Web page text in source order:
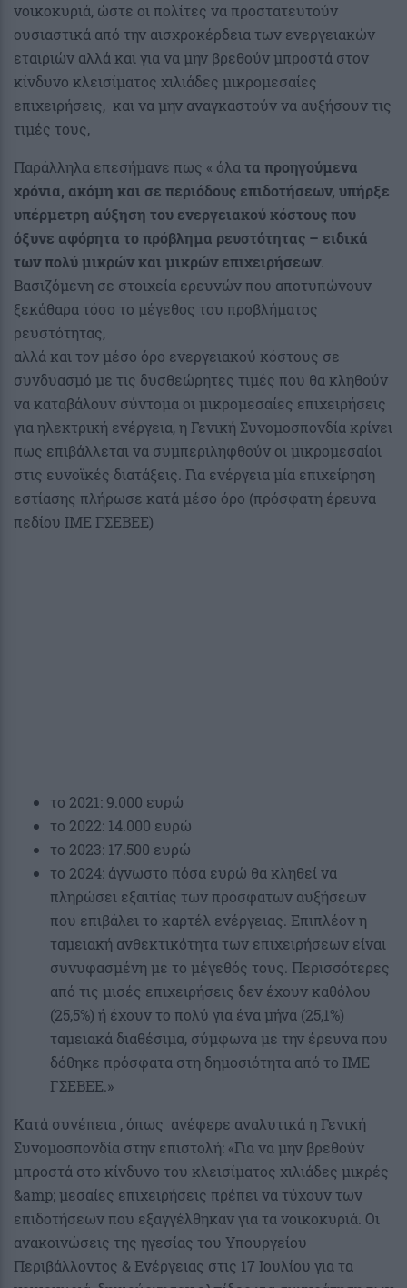
νοικοκυριά, ώστε οι πολίτες να προστατευτούν
ουσιαστικά από την αισχροκέρδεια των ενεργειακών
εταιριών αλλά και για να μην βρεθούν μπροστά στον
κίνδυνο κλεισίματος χιλιάδες μικρομεσαίες
επιχειρήσεις, και να μην αναγκαστούν να αυξήσουν τις
τιμές τους,
Παράλληλα επεσήμανε πως « όλατα προηγούμενα
χρόνια, ακόμη και σε περιόδους επιδοτήσεων, υπήρξε
υπέρμετρη αύξηση του ενεργειακού κόστους που
όξυνε αφόρητα το πρόβλημα ρευστότητας – ειδικά
των πολύ μικρών και μικρών επιχειρήσεων.
Βασιζόμενη σε στοιχεία ερευνών που αποτυπώνουν
ξεκάθαρα τόσο το μέγεθος του προβλήματος
ρευστότητας,
αλλά και τον μέσο όρο ενεργειακού κόστους σε
συνδυασμό με τις δυσθεώρητες τιμές που θα κληθούν
να καταβάλουν σύντομα οι μικρομεσαίες επιχειρήσεις
για ηλεκτρική ενέργεια, η Γενική Συνομοσπονδία κρίνει
πως επιβάλλεται να συμπεριληφθούν οι μικρομεσαίοι
στις ευνοϊκές διατάξεις. Για ενέργεια μία επιχείρηση
εστίασης πλήρωσε κατά μέσο όρο (πρόσφατη έρευνα
πεδίου ΙΜΕ ΓΣΕΒΕΕ)
το 2021: 9.000 ευρώ
το 2022: 14.000 ευρώ
το 2023: 17.500 ευρώ
το 2024: άγνωστο πόσα ευρώ θα κληθεί να
πληρώσει εξαιτίας των πρόσφατων αυξήσεων
που επιβάλει το καρτέλ ενέργειας. Επιπλέον η
ταμειακή ανθεκτικότητα των επιχειρήσεων είναι
συνυφασμένη με το μέγεθός τους. Περισσότερες
από τις μισές επιχειρήσεις δεν έχουν καθόλου
(25,5%) ή έχουν το πολύ για ένα μήνα (25,1%)
ταμειακά διαθέσιμα, σύμφωνα με την έρευνα που
δόθηκε πρόσφατα στη δημοσιότητα από το ΙΜΕ
ΓΣΕΒΕΕ.»
Κατά συνέπεια , όπως ανέφερε αναλυτικά η Γενική
Συνομοσπονδία στην επιστολή: «Για να μην βρεθούν
μπροστά στο κίνδυνο του κλεισίματος χιλιάδες μικρές
&amp; μεσαίες επιχειρήσεις πρέπει να τύχουν των
επιδοτήσεων που εξαγγέλθηκαν για τα νοικοκυριά. Οι
ανακοινώσεις της ηγεσίας του Υπουργείου
Περιβάλλοντος & Ενέργειας στις 17 Ιουλίου για τα